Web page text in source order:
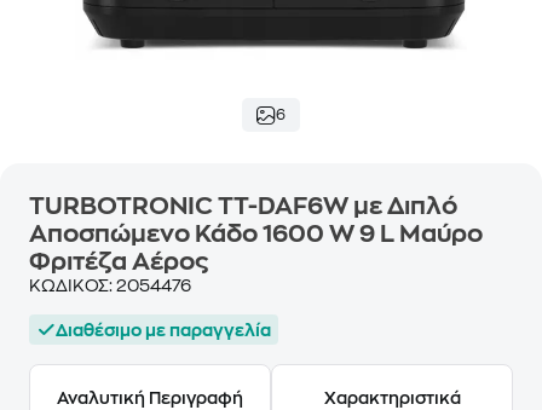
6
TURBOTRONIC TT-DAF6W με Διπλό
Αποσπώμενο Κάδο 1600 W 9 L Μαύρο
Φριτέζα Αέρος
ΚΩΔΙΚΟΣ: 2054476
Διαθέσιμο με παραγγελία
Αναλυτική Περιγραφή Χαρακτηριστικά